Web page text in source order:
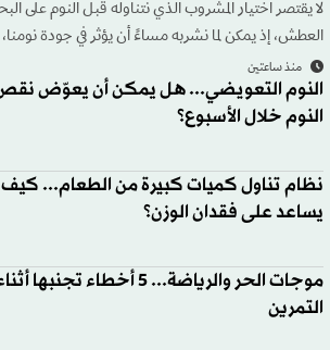
لا يقتصر اختيار المشروب الذي نتناوله قبل النوم على
العطش، إذ يمكن لما نشربه مساءً أن يؤثر في جودة نومنا،
منذ ساعتين
النوم التعويضي... هل يمكن أن يعوّض
النوم خلال الأسبوع؟
نظام تناول كميات كبيرة من الطعام... كيف
يساعد على فقدان الوزن؟
موجات الحر والرياضة... 5 أخطاء تجنبها
التمرين